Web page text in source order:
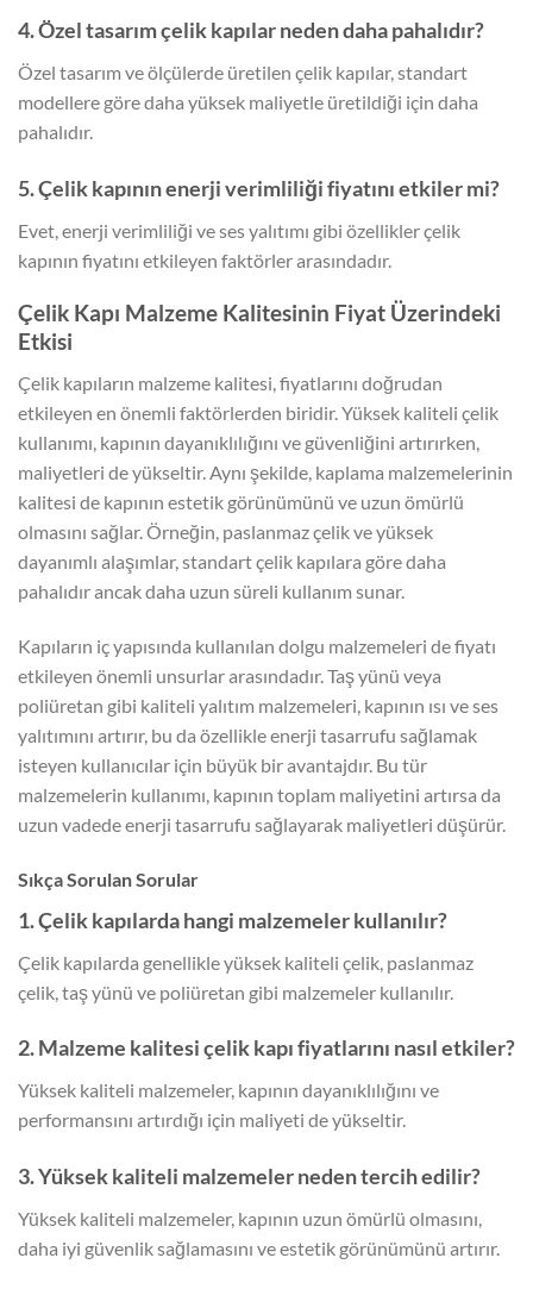
4. Özel tasarım çelik kapılar neden daha pahalıdır?
Özel tasarım ve ölçülerde üretilen çelik kapılar, standart
modellere göre daha yüksek maliyetle üretildiği için daha
pahalıdır.
5. Çelik kapının enerji verimliliği fiyatını etkiler mi?
Evet, enerji verimliliği ve ses yalıtımı gibi özellikler çelik
kapının fiyatını etkileyen faktörler arasındadır.
Çelik Kapı Malzeme Kalitesinin Fiyat Üzerindeki
Etkisi
Çelik kapıların malzeme kalitesi, fiyatlarını doğrudan
etkileyen en önemli faktörlerden biridir. Yüksek kaliteli çelik
kullanımı, kapının dayanıklılığını ve güvenliğini artırırken,
maliyetleri de yükseltir. Aynı şekilde, kaplama malzemelerinin
kalitesi de kapının estetik görünümünü ve uzun ömürlü
olmasını sağlar. Örneğin, paslanmaz çelik ve yüksek
dayanımlı alaşımlar, standart çelik kapılara göre daha
pahalıdır ancak daha uzun süreli kullanım sunar.
Kapıların iç yapısında kullanılan dolgu malzemeleri de fiyatı
etkileyen önemli unsurlar arasındadır. Taş yünü veya
poliüretan gibi kaliteli yalıtım malzemeleri, kapının ısı ve ses
yalıtımını artırır, bu da özellikle enerji tasarrufu sağlamak
isteyen kullanıcılar için büyük bir avantajdır. Bu tür
malzemelerin kullanımı, kapının toplam maliyetini artırsa da
uzun vadede enerji tasarrufu sağlayarak maliyetleri düşürür.
Sıkça Sorulan Sorular
1. Çelik kapılarda hangi malzemeler kullanılır?
Çelik kapılarda genellikle yüksek kaliteli çelik, paslanmaz
çelik, taş yünü ve poliüretan gibi malzemeler kullanılır.
2. Malzeme kalitesi çelik kapı fiyatlarını nasıl etkiler?
Yüksek kaliteli malzemeler, kapının dayanıklılığını ve
performansını artırdığı için maliyeti de yükseltir.
3. Yüksek kaliteli malzemeler neden tercih edilir?
Yüksek kaliteli malzemeler, kapının uzun ömürlü olmasını,
daha iyi güvenlik sağlamasını ve estetik görünümünü artırır.